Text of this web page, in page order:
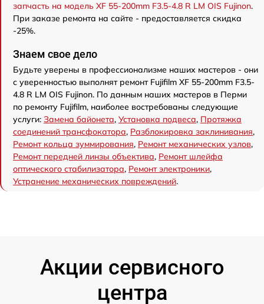
запчасть на модель XF 55-200mm F3.5-4.8 R LM OIS Fujinon.
При заказе ремонта на сайте - предоставляется скидка
-25%.
Знаем свое дело
Будьте уверены в профессионализме наших мастеров - они
с уверенностью выполнят ремонт Fujifilm XF 55-200mm F3.5-
4.8 R LM OIS Fujinon. По данным наших мастеров в Перми
по ремонту Fujifilm, наиболее востребованы следующие
услуги: Замена байонета, Установка подвеса, Протяжка
соединений трансфокатора, Разблокировка заклинивания,
Ремонт кольца зуммирования, Ремонт механических узлов,
Ремонт передней линзы объектива, Ремонт шлейфа
оптического стабилизатора, Ремонт электроники,
Устранение механических повреждений.
Акции сервисного
центра